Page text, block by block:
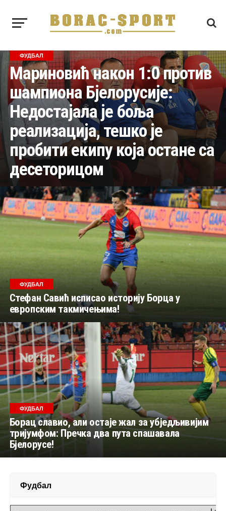
ФУДБАЛ
Мариновић након 1:0 против
шампиона Бјелорусије:
Недостајала је боља
реализација, тешко је
пробити екипу која остане са
десеторицом
ФУДБАЛ
Стефан Савић исписао историју Борца у
европским такмичењима!
ФУДБАЛ
Борац славио, али остаје жал за убједљивијим
тријумфом: Пречка два пута спашавала
Бјелорусе!
Фудбал